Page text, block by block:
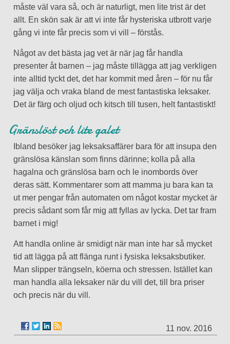
måste väl vara så, och är naturligt, men lite trist är det
allt. En skön sak är att vi inte får hysteriska utbrott varje
gång vi inte får precis som vi vill – förstås.
Något av det bästa jag vet är när jag får handla
presenter åt barnen – jag måste tillägga att jag verkligen
inte alltid tyckt det, det har kommit med åren – för nu får
jag välja och vraka bland de mest fantastiska leksaker.
Det är färg och oljud och kitsch till tusen, helt fantastiskt!
Gränslöst och lite galet
Ibland besöker jag leksaksaffärer bara för att insupa den
gränslösa känslan som finns därinne; kolla på alla
hagalna och gränslösa barn och le inombords över
deras sätt. Kommentarer som att mamma ju bara kan ta
ut mer pengar från automaten om något kostar mycket är
precis sådant som får mig att fyllas av lycka. Det tar fram
barnet i mig!
Att handla online är smidigt när man inte har så mycket
tid att lägga på att flänga runt i fysiska leksaksbutiker.
Man slipper trängseln, köerna och stressen. Istället kan
man handla alla leksaker när du vill det, till bra priser
och precis när du vill.
11 nov. 2016